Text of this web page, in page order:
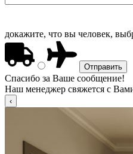
докажите, что вы человек,
Спасибо за Ваше сообщение!
Наш менеджер свяжется с